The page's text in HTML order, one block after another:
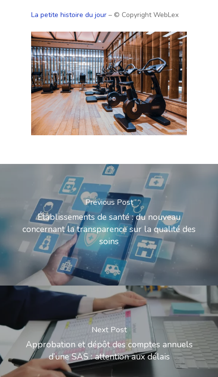
La petite histoire du jour – © Copyright WebLex
Previous Post
Établissements de santé : du nouveau
concernant la transparence sur la qualité des
soins
Next Post
Approbation et dépôt des comptes annuels
d’une SAS : attention aux délais